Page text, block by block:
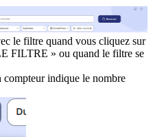
le filtre quand vous cliquez sur
FILTRE » ou quand le filtre se
compteur indique le nombre